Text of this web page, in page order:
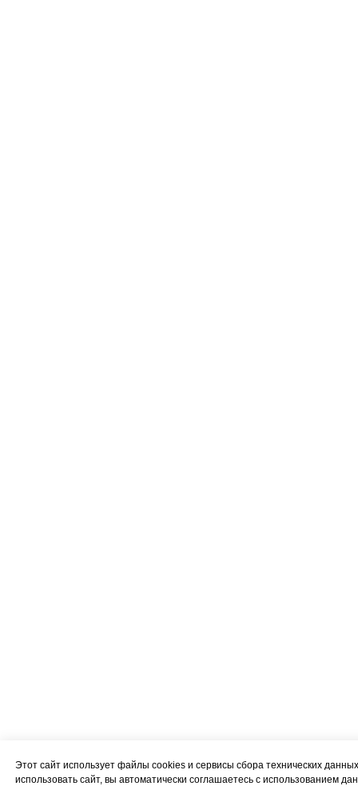
Этот сайт использует файлы cookies и сервисы сбора технических
использовать сайт, вы автоматически соглашаетесь с использованием